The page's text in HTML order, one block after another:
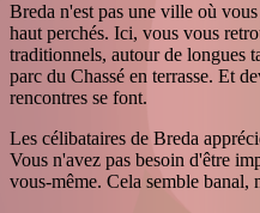
Breda n'est pas une ville où
haut perchés. Ici, vous vous
traditionnels, autour de longues
parc du Chassé en terrasse. Et
rencontres se font.
Les célibataires de Breda
Vous n'avez pas besoin d'être
vous-même. Cela semble banal,